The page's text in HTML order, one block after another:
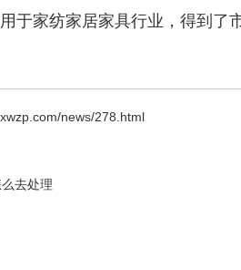
于家纺家居家具行业，得到了
news/278.html
去处理